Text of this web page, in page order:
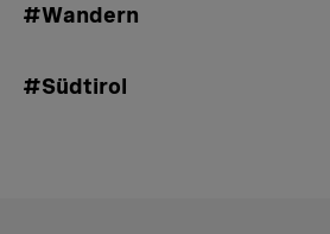
#Wandern
#Südtirol